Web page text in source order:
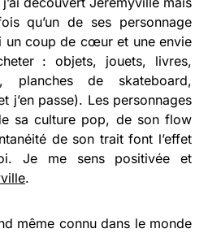
qu’un de ses personnage
un coup de cœur et une envie
: objets, jouets, livres,
planches de skateboard,
j’en passe). Les personnages
sa culture pop, de son flow
de son trait font l’effet
Je me sens positivée et
.
même connu dans le monde